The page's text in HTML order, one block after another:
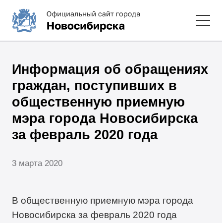
Информация об обращениях
граждан, поступивших в
общественную приемную
мэра города Новосибирска
за февраль 2020 года
3 марта 2020
В общественную приемную мэра города
Новосибирска за февраль 2020 года